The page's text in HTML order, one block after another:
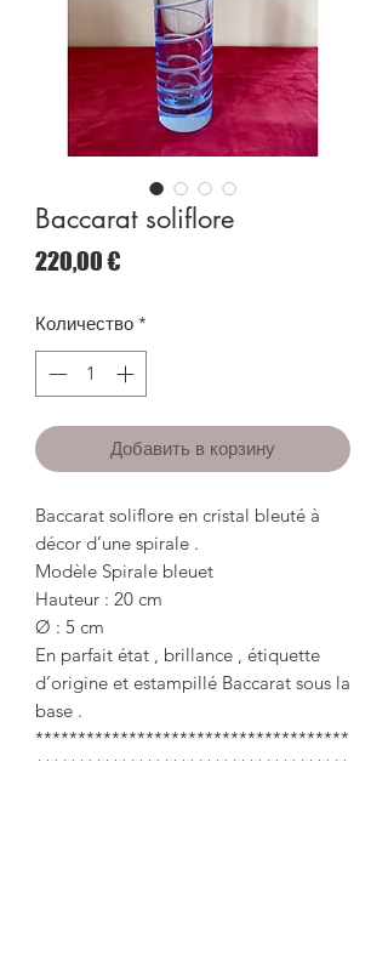
Baccarat soliflore
220,00 €
Количество *
Добавить в корзину
Baccarat soliflore en cristal bleuté à
décor d’une spirale .
Modèle Spirale bleuet
Hauteur : 20 cm
Ø : 5 cm
En parfait état , brillance , étiquette
d’origine et estampillé Baccarat sous la
base .
*************************************
*************************************